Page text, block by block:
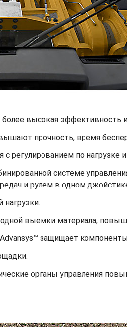
более высокая
прочность, время
с регулированием по
системе
и рулем в одном
нагрузки.
выемки материала,
защищает
органы управления